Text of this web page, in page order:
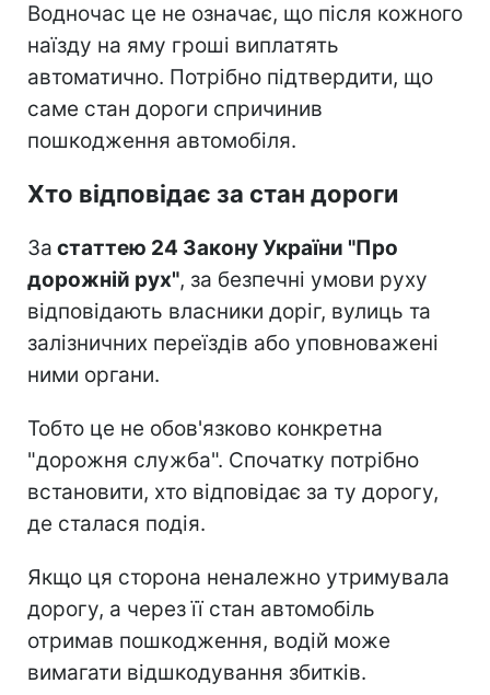
Водночас це не означає, що після кожного
наїзду на яму гроші виплатять
автоматично. Потрібно підтвердити, що
саме стан дороги спричинив
пошкодження автомобіля.
Хто відповідає за стан дороги
За статтею 24 Закону України "Про
дорожній рух", за безпечні умови руху
відповідають власники доріг, вулиць та
залізничних переїздів або уповноважені
ними органи.
Тобто це не обов'язково конкретна
"дорожня служба". Спочатку потрібно
встановити, хто відповідає за ту дорогу,
де сталася подія.
Якщо ця сторона неналежно утримувала
дорогу, а через її стан автомобіль
отримав пошкодження, водій може
вимагати відшкодування збитків.